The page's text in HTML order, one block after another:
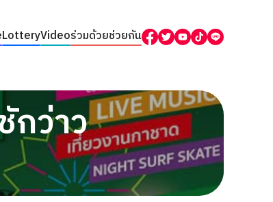
LotteryVideoร่วมด้วยช่วยกัน
กว่าว